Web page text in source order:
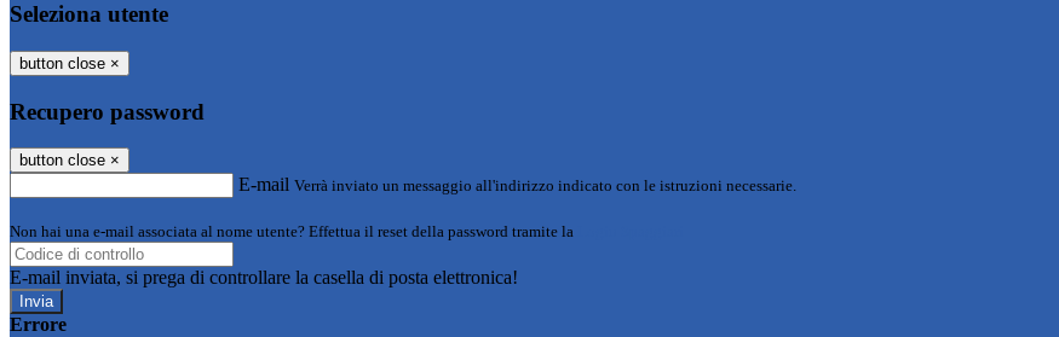
Seleziona utente
button close ×
Recupero password
button close ×
E-mail Verrà inviato un messaggio all'indirizzo indicato con le istruzioni necessarie.
Non hai una e-mail associata al nome utente? Effettua il reset della password tramite la
E-mail inviata, si prega di controllare la casella di posta elettronica!
Errore